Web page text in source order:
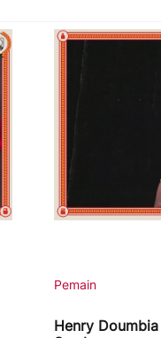
Pemain
Henry